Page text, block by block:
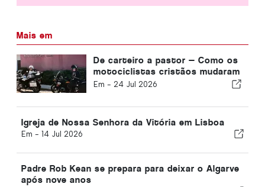
Mais em
De carteiro a pastor — Como os
motociclistas cristãos mudaram
a vida de David
Em - 24 Jul 2026
Igreja de Nossa Senhora da Vitória em Lisboa
Em - 14 Jul 2026
Padre Rob Kean se prepara para deixar o Algarve
após nove anos